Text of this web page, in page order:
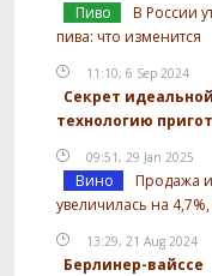
Пиво
В России
пива: что изменится
11:10, 6 Sep 2024
Секрет
технологию
09:51, 29 Jan 2025
Вино
Продажа
увеличилась на
13:29, 21 Aug 2024
Берлинер-вайссе